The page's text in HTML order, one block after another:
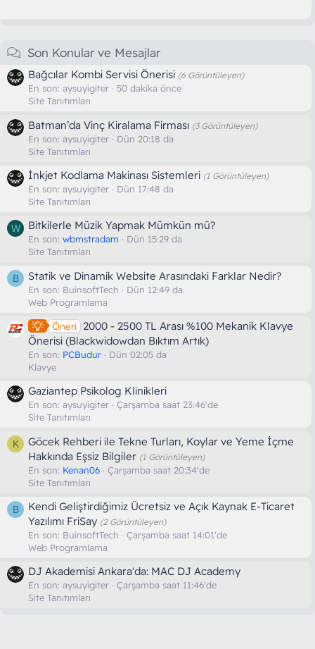
Son Konular ve Mesajlar
Bağcılar Kombi Servisi Önerisi (6 Görüntüleyen)
En son: aysuyigiter
50 dakika önce
Site Tanıtımları
Batman’da Vinç Kiralama Firması (3 Görüntüleyen)
En son: aysuyigiter
Dün 20:18 da
Site Tanıtımları
İnkjet Kodlama Makinası Sistemleri (1 Görüntüleyen)
En son: aysuyigiter
Dün 17:48 da
Site Tanıtımları
W Bitkilerle Müzik Yapmak Mümkün mü?
En son: wbmstradam
Dün 15:29 da
Site Tanıtımları
B Statik ve Dinamik Website Arasındaki Farklar Nedir?
En son: BuinsoftTech
Dün 12:49 da
Web Programlama
Öneri
2000 - 2500 TL Arası %100 Mekanik Klavye
Önerisi (Blackwidowdan Bıktım Artık)
En son: PCBudur
Dün 02:05 da
Klavye
Gaziantep Psikolog Klinikleri
En son: aysuyigiter
Çarşamba saat 23:46'de
Site Tanıtımları
K
Göcek Rehberi ile Tekne Turları, Koylar ve Yeme İçme
Hakkında Eşsiz Bilgiler (1 Görüntüleyen)
En son: Kenan06
Çarşamba saat 20:34'de
Site Tanıtımları
B
Kendi Geliştirdiğimiz Ücretsiz ve Açık Kaynak E-Ticaret
Yazılımı FriSay (2 Görüntüleyen)
En son: BuinsoftTech
Çarşamba saat 14:01'de
Web Programlama
DJ Akademisi Ankara'da: MAC DJ Academy
En son: aysuyigiter
Çarşamba saat 11:46'de
Site Tanıtımları